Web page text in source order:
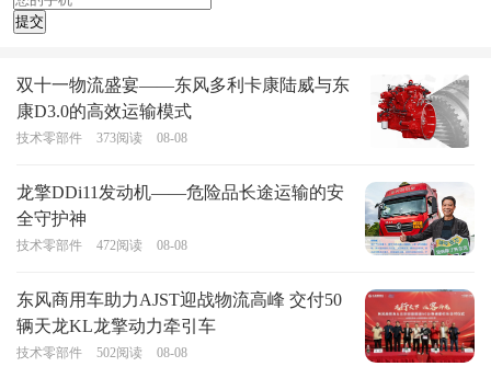
双十一物流盛宴——东风多利卡康陆威与东
康D3.0的高效运输模式
技术零部件 373阅读 08-08
龙擎DDi11发动机——危险品长途运输的安
全守护神
技术零部件 472阅读 08-08
东风商用车助力AJST迎战物流高峰 交付50
辆天龙KL龙擎动力牵引车
技术零部件 502阅读 08-08